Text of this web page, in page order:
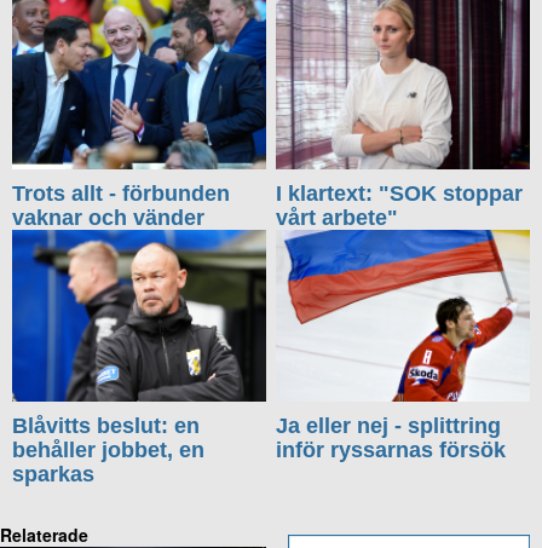
Trots allt - förbunden
vaknar och vänder
I klartext: "SOK stoppar
vårt arbete"
Blåvitts beslut: en
behåller jobbet, en
sparkas
Ja eller nej - splittring
inför ryssarnas försök
Relaterade